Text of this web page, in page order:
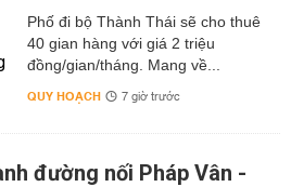
Phố đi bộ Thành Thái sẽ cho thuê
40 gian hàng với giá 2 triệu
đồng/gian/tháng. Mang về...
QUY HOẠCH 7 giờ trước
đường nối Pháp Vân -